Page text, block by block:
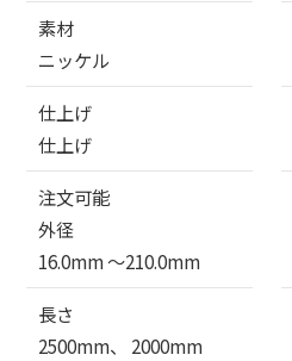
素材
ニッケル
仕上げ
仕上げ
注文可能
外径
16.0mm 〜210.0mm
長さ
2500mm、 2000mm